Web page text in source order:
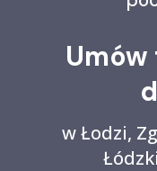
w Łodzi,